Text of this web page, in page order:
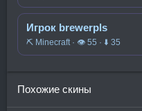
Игрок brewerpls
⛏️ Minecraft · 👁 55 · ⬇ 35
Похожие скины